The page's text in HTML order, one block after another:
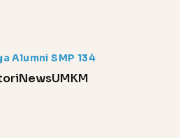
Alumni SMP 134
NewsUMKM